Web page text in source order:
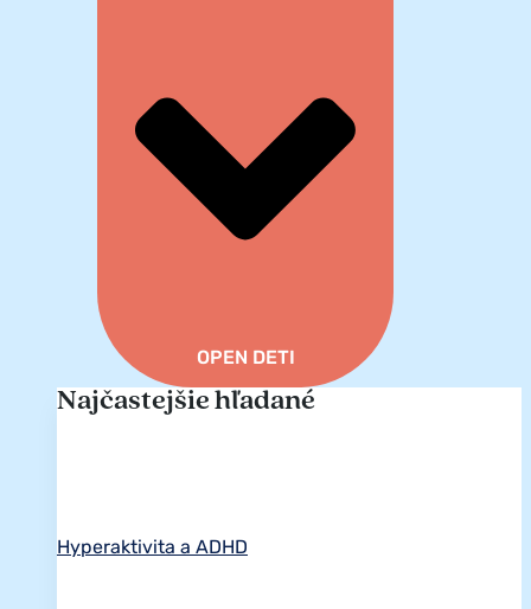
OPEN DETI
Najčastejšie hľadané
Hyperaktivita a ADHD